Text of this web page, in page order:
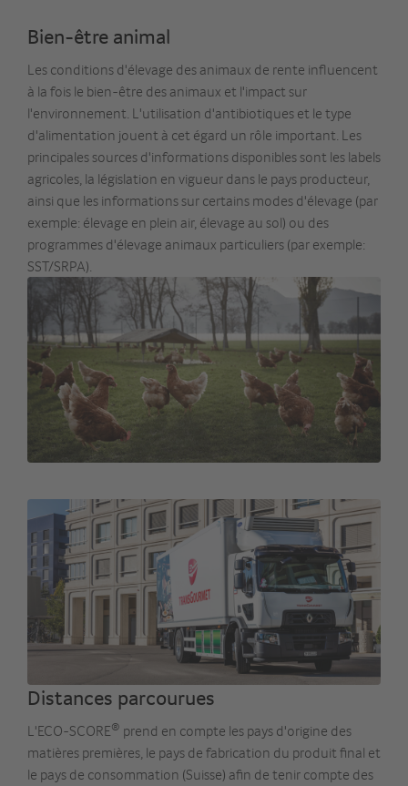
Bien-être animal
Les conditions d'élevage des animaux de rente influencent
à la fois le bien-être des animaux et l'impact sur
l'environnement. L'utilisation d'antibiotiques et le type
d'alimentation jouent à cet égard un rôle important. Les
principales sources d'informations disponibles sont les labels
agricoles, la législation en vigueur dans le pays producteur,
ainsi que les informations sur certains modes d'élevage (par
exemple: élevage en plein air, élevage au sol) ou des
programmes d'élevage animaux particuliers (par exemple:
SST/SRPA).
Distances parcourues
L'ECO-SCORE® prend en compte les pays d'origine des
matières premières, le pays de fabrication du produit final et
le pays de consommation (Suisse) afin de tenir compte des